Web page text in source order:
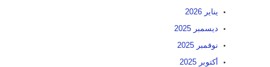
يناير 2026
ديسمبر 2025
نوفمبر 2025
أكتوبر 2025